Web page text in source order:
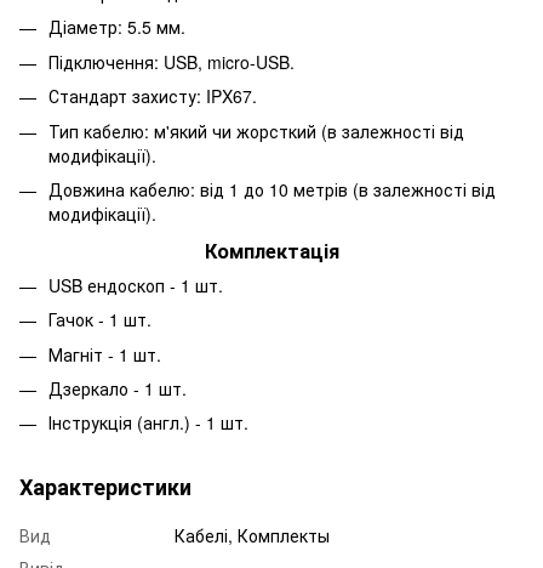
Діаметр: 5.5 мм.
Підключення: USB, micro-USB.
Стандарт захисту: IPX67.
Тип кабелю: м'який чи жорсткий (в залежності від
модифікації).
Довжина кабелю: від 1 до 10 метрів (в залежності від
модифікації).
Комплектація
USB ендоскоп - 1 шт.
Гачок - 1 шт.
Магніт - 1 шт.
Дзеркало - 1 шт.
Інструкція (англ.) - 1 шт.
Характеристики
Вид
Кабелі, Комплекты